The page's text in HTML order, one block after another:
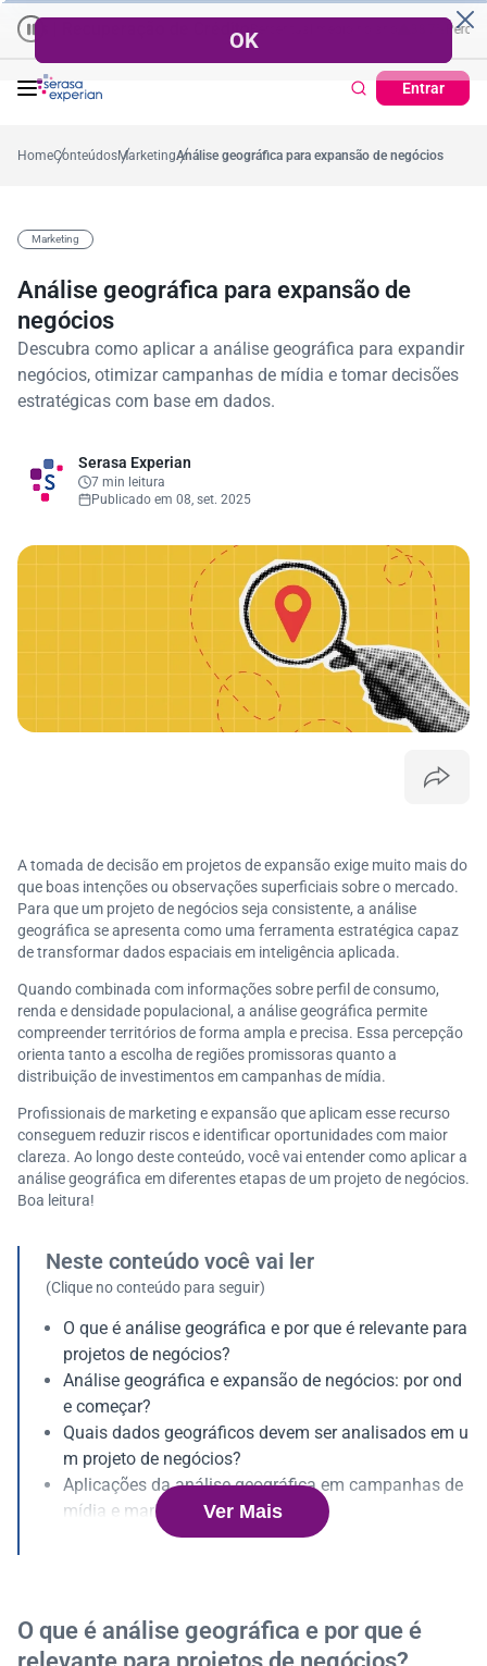
de Crédito Percentual no
Entrar
Percentual no mês Cartão de Crédito | Cadastro Positivo
HomeConteúdosMarketingAnálise geográfica para expansão de negócios
Marketing
Análise geográfica para expansão de
negócios
Descubra como aplicar a análise geográfica para expandir
negócios, otimizar campanhas de mídia e tomar decisões
estratégicas com base em dados.
Serasa Experian
7 min leitura
Publicado em 08, set. 2025
A tomada de decisão em projetos de expansão exige muito mais do
que boas intenções ou observações superficiais sobre o mercado.
Para que um projeto de negócios seja consistente, a análise
geográfica se apresenta como uma ferramenta estratégica capaz
de transformar dados espaciais em inteligência aplicada.
Quando combinada com informações sobre perfil de consumo,
renda e densidade populacional, a análise geográfica permite
compreender territórios de forma ampla e precisa. Essa percepção
orienta tanto a escolha de regiões promissoras quanto a
distribuição de investimentos em campanhas de mídia.
Profissionais de marketing e expansão que aplicam esse recurso
conseguem reduzir riscos e identificar oportunidades com maior
clareza. Ao longo deste conteúdo, você vai entender como aplicar a
análise geográfica em diferentes etapas de um projeto de negócios.
Boa leitura!
Neste conteúdo você vai ler
(Clique no conteúdo para seguir)
O que é análise geográfica e por que é relevante para
projetos de negócios?
Análise geográfica e expansão de negócios: por ond
e começar?
Quais dados geográficos devem ser analisados em u
m projeto de negócios?
Aplicações da análise geográfica em campanhas de
mídia e marketing local
Como a geolocalização ajuda a encontrar novas opo
ráfica
Como começar a aplicar análise geográfica no seu p
Ver Mais
O que é análise geográfica e por que é